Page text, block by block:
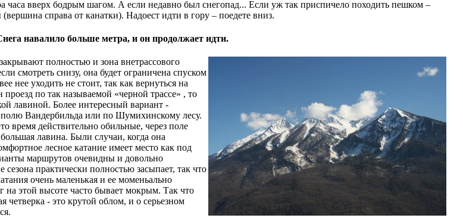
часа вверх бодрым шагом. А если недавно был снегопад... Если уж так приспичело походить пешком –
справа от канатки). Надоест идти в гору – поедете вниз.
навалило больше метра, и он продолжает идти.
полностью и зона внетрассового
смотреть снизу, она будет ограничена спуском
нее уходить не стоит, так как вернуться на
по так называемой «черной трассе» , то
лавиной. Более интересный вариант -
Вандербильда или по Шумихинскому лесу.
время действительно обильные, через поле
лавина. Были случаи, когда она
лесное катание имеет место как под
маршрутов очевидны и довольно
практически полностью засыпает, так что
очень маленькая и ее моменьально
этой высоте часто бывает мокрым. Так что
- это крутой облом, и о серьезном